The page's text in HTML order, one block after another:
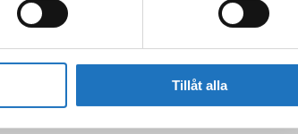
Tillåt alla